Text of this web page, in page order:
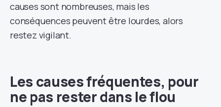
causes sont nombreuses, mais les
conséquences peuvent être lourdes, alors
restez vigilant.
Les causes fréquentes, pour
ne pas rester dans le flou